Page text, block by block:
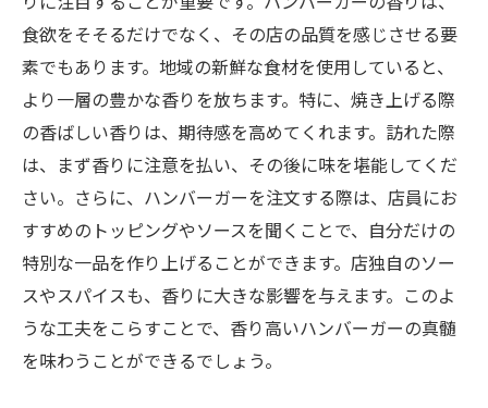
食欲をそそるだけでなく、その店の品質を感じさせる要
素でもあります。地域の新鮮な食材を使用していると、
より一層の豊かな香りを放ちます。特に、焼き上げる際
の香ばしい香りは、期待感を高めてくれます。訪れた際
は、まず香りに注意を払い、その後に味を堪能してくだ
さい。さらに、ハンバーガーを注文する際は、店員にお
すすめのトッピングやソースを聞くことで、自分だけの
特別な一品を作り上げることができます。店独自のソー
スやスパイスも、香りに大きな影響を与えます。このよ
うな工夫をこらすことで、香り高いハンバーガーの真髄
を味わうことができるでしょう。